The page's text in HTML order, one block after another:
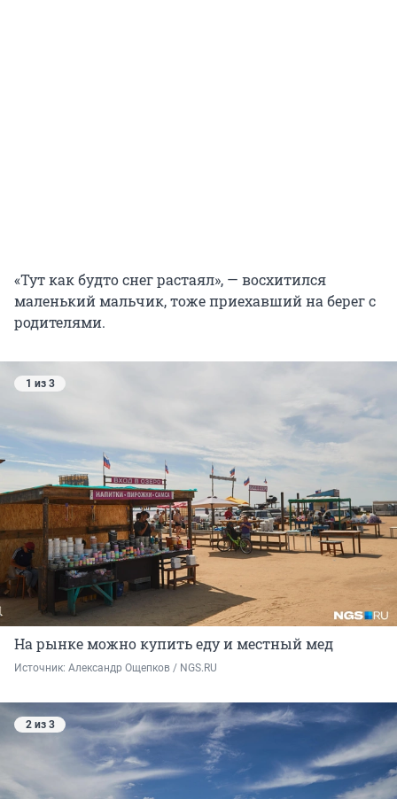
«Тут как будто снег растаял», — восхитился
маленький мальчик, тоже приехавший на берег с
родителями.
1 из 3
На рынке можно купить еду и местный мед
Источник: Александр Ощепков / NGS.RU
2 из 3